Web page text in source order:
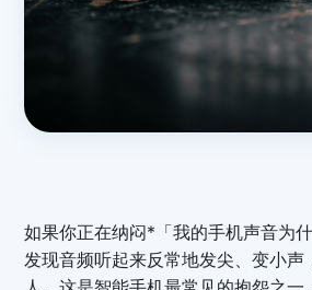
如果你正在纳闷*「我的手机声音为
发现音频听起来反常地发尖、变小声